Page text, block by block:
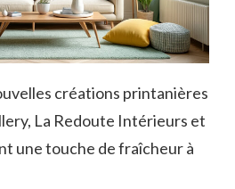
créations printanières
La Redoute Intérieurs et
une touche de fraîcheur à